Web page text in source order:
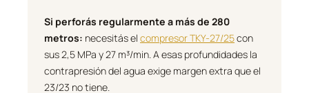
Si perforás regularmente a más de 280
metros: necesitás el compresor TKY-27/25con
sus 2,5 MPa y 27 m³/min. A esas profundidades la
contrapresión del agua exige margen extra que el
23/23 no tiene.